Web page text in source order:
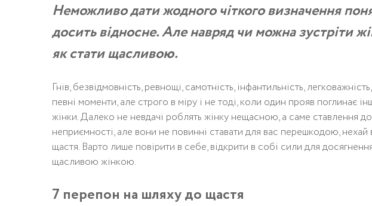
Неможливо дати жодного чіткого визначення
досить відносне. Але навряд чи можна зустріти
як стати щасливою.
Гнів, безвідмовність, ревнощі, самотність, інфантильність,
певні моменти, але строго в міру і не тоді, коли один прояв поглинає
жінки. Далеко не невдачі роблять жінку нещасною, а саме ставлення
неприємності, але вони не повинні ставати для вас перешкодою,
щастя. Варто лише повірити в себе, відкрити в собі сили для
щасливою жінкою.
7 перепон на шляху до щастя